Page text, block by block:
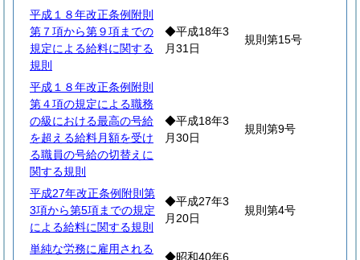
平成１８年改正条例附則
第７項から第９項までの
規定による給料に関する
規則
◆平成18年3
月31日
規則第15号
平成１８年改正条例附則
第４項の規定による職務
の級における最高の号給
を超える給料月額を受け
る職員の号給の切替えに
関する規則
◆平成18年3
月30日
規則第9号
平成27年改正条例附則第
3項から第5項までの規定
による給料に関する規則
◆平成27年3
月20日
規則第4号
単純な労務に雇用される
◆昭和40年6